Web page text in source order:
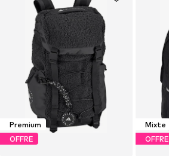
Premium
OFFRE
Mixte
OFFRE